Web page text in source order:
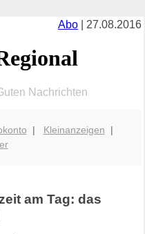
Abo | 27.08.2016
Nachrichten
| Kleinanzeigen |
am Tag: das